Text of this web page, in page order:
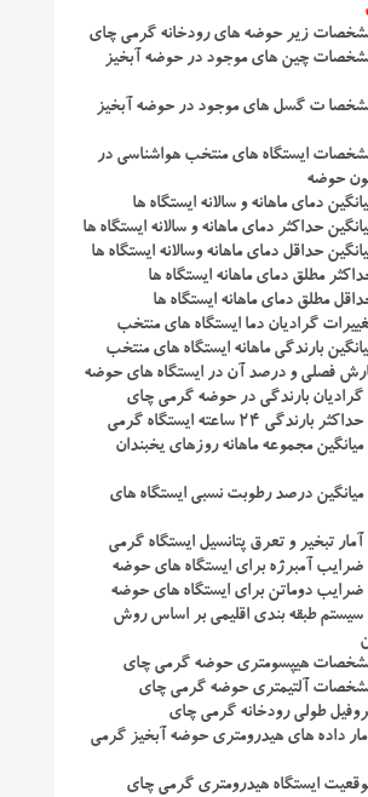
(۲-۲) مشخصات چین های موجود در حوضه آبخیز
(۲-۳) مشخصا ت گسل های موجود در حوضه آبخیز
(۳-۱) مشخصات ایستگاه های منتخب هواشناسی در
حوضه
(۳-۱۲) میانگین مجموعه ماهانه روزهای یخبندان
(۳-۱۳) میانگین درصد رطوبت نسبی ایستگاه های
(۳-۱۷) سیستم طبقه بندی اقلیمی بر اساس روش
(۵-۱) آمار داده های هیدرومتری حوضه آبخیز گرمی